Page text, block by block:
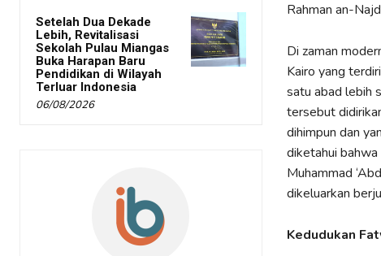
Setelah Dua Dekade
Lebih, Revitalisasi
Sekolah Pulau Miangas
Buka Harapan Baru
Pendidikan di Wilayah
Terluar Indonesia
06/08/2026
Rahman an-
Di zaman
Kairo yang
satu abad lebih
tersebut
dihimpun dan
diketahui
Muhammad
dikeluarkan
Kedudukan